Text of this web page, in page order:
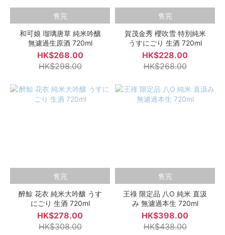
售完
和可娘 瑠璃唐草 純米吟釀
無濾過生原酒 720ml
HK$268.00
HK$298.00
售完
賀茂金秀 櫻吹雪 特別純米
うすにごり 生酒 720ml
HK$228.00
HK$268.00
售完
醉鯨 花衣 純米大吟釀 うす
にごり 生酒 720ml
HK$278.00
HK$308.00
售完
王祿 限定品 八O 純米 直汲
み 無濾過本生 720ml
HK$398.00
HK$438.00